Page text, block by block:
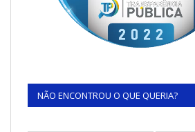
NÃO ENCONTROU O QUE QUERIA?